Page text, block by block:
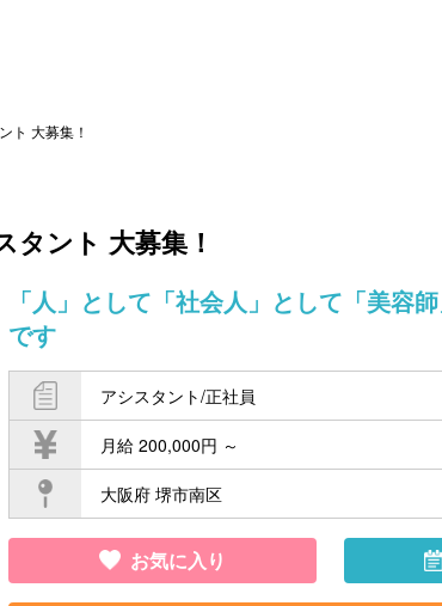
ト 大募集！
ント 大募集！
「人」として「社会人」として「美容
です
アシスタント/正社員
月給 200,000円 ～
大阪府 堺市南区
お気に入り